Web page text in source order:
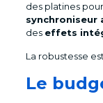
des platines
synchroniseur
des effets
La robustesse
Le